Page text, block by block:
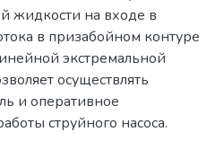
жидкости на входе в
в призабойном контуре
экстремальной
осуществлять
и оперативное
струйного насоса.